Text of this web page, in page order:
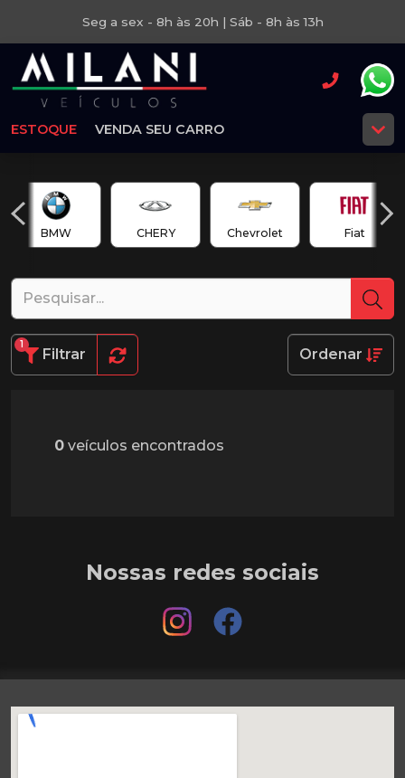
Seg a sex - 8h às 20h | Sáb - 8h às 13h
ESTOQUE VENDA SEU CARRO
BMW CHERY Chevrolet Fiat
Filtrar
1
Ordenar
0 veículos encontrados
Nossas redes sociais